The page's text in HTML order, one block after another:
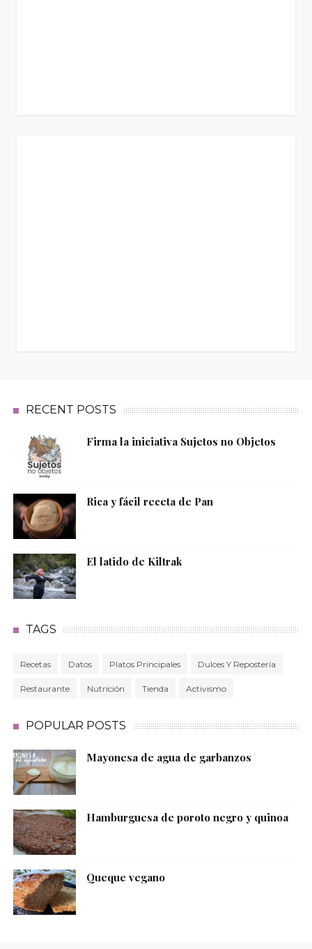
RECENT POSTS
Firma la iniciativa Sujetos no Objetos
Rica y fácil receta de Pan
El latido de Kiltrak
TAGS
Recetas Datos Platos Principales Dulces Y Repostería
Restaurante Nutrición Tienda Activismo
POPULAR POSTS
Mayonesa de agua de garbanzos
Hamburguesa de poroto negro y quinoa
Queque vegano